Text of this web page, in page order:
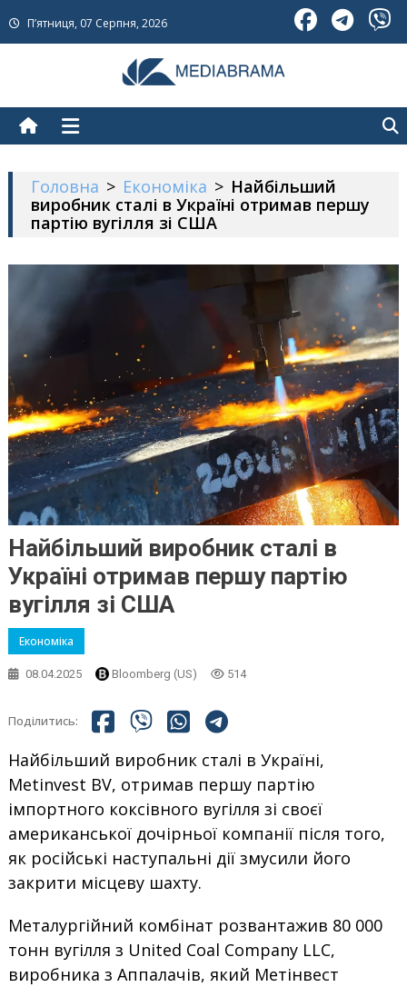
to
П’ятниця, 07 Серпня, 2026
Головна > Економіка > Найбільший
виробник сталі в Україні отримав першу
партію вугілля зі США
Найбільший виробник сталі в
Україні отримав першу партію
вугілля зі США
Економіка
08.04.2025 Bloomberg (US) 514
Поділитись:
Найбільший виробник сталі в Україні,
Metinvest BV, отримав першу партію
імпортного коксівного вугілля зі своєї
американської дочірньої компанії після того,
як російські наступальні дії змусили його
закрити місцеву шахту.
Металургійний комбінат розвантажив 80 000
тонн вугілля з United Coal Company LLC,
виробника з Аппалачів, який Метінвест